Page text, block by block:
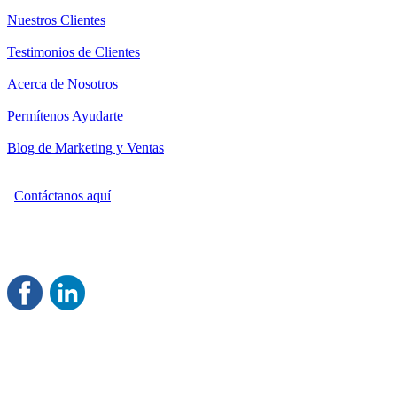
Nuestros Clientes
Testimonios de Clientes
Acerca de Nosotros
Permítenos Ayudarte
Blog de Marketing y Ventas
Contáctanos aquí